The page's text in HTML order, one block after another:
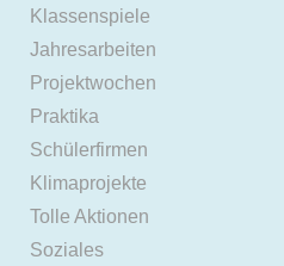
Klassenspiele
Jahresarbeiten
Projektwochen
Praktika
Schülerfirmen
Klimaprojekte
Tolle Aktionen
Soziales